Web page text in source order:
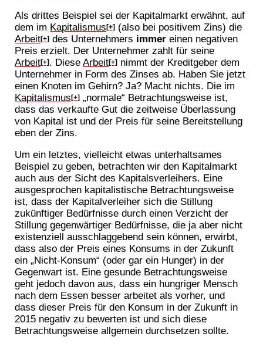
Als drittes Beispiel sei der Kapitalmarkt erwähnt, auf
dem im Kapitalismus[+] (also bei positivem Zins) die
Arbeit[+] des Unternehmers immer einen negativen
Preis erzielt. Der Unternehmer zahlt für seine
Arbeit[+]. DieseArbeit[+] nimmt der Kreditgeber dem
Unternehmer in Form des Zinses ab. Haben Sie jetzt
einen Knoten im Gehirn? Ja? Macht nichts. Die im
Kapitalismus[+] „normale“ Betrachtungsweise ist,
dass das verkaufte Gut die zeitweise Überlassung
von Kapital ist und der Preis für seine Bereitstellung
eben der Zins.
Um ein letztes, vielleicht etwas unterhaltsames
Beispiel zu geben, betrachten wir den Kapitalmarkt
auch aus der Sicht des Kapitalsverleihers. Eine
ausgesprochen kapitalistische Betrachtungsweise
ist, dass der Kapitalverleiher sich die Stillung
zukünftiger Bedürfnisse durch einen Verzicht der
Stillung gegenwärtiger Bedürfnisse, die ja aber nicht
existenziell ausschlaggebend sein können, erwirbt,
dass also der Preis eines Konsums in der Zukunft
ein „Nicht-Konsum“ (oder gar ein Hunger) in der
Gegenwart ist. Eine gesunde Betrachtungsweise
geht jedoch davon aus, dass ein hungriger Mensch
nach dem Essen besser arbeitet als vorher, und
dass dieser Preis für den Konsum in der Zukunft in
2015 negativ zu bewerten ist und sich diese
Betrachtungsweise allgemein durchsetzen sollte.